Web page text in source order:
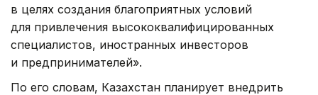
в целях создания благоприятных условий
для привлечения высококвалифицированных
специалистов, иностранных инвесторов
и предпринимателей».
По его словам, Казахстан планирует внедрить